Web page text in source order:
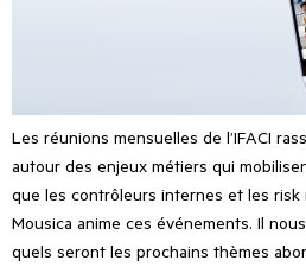
Les réunions mensuelles de l’IFACI
autour des enjeux métiers qui
que les contrôleurs internes et les risk
Mousica anime ces événements. Il
quels seront les prochains thèmes